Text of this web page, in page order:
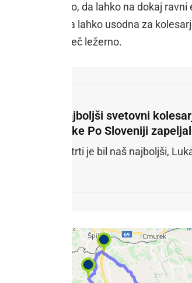
Kolesarji vedo, da lahko na dokaj
vendar je etapa lahko usodna za
etape lotili preveč ležerno.
Najboljši svetovni
dirke Po Sloveniji
Četrti je bil naš najboljši,